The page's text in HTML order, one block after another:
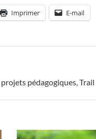
Imprimer E-mail
projets pédagogiques,Trail